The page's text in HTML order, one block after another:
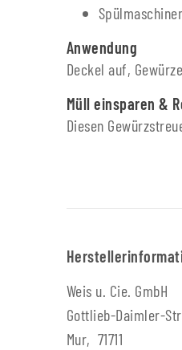
Anwendung
Deckel auf,
Müll einsparen &
Diesen
Weis u. Cie. GmbH
Gottlieb-Daimler-
Mur, 71711